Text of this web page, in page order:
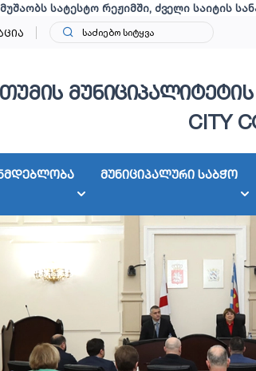
სატესტო რეჟიმში, ძველი საიტის
მუნიციპალიტეტის
CITY
მუნიციპალური საბჭო